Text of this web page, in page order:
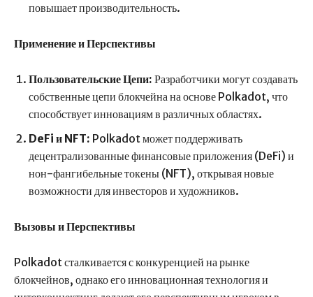
повышает производительность.
Применение и Перспективы
Пользовательские Цепи: Разработчики могут создавать
собственные цепи блокчейна на основе Polkadot, что
способствует инновациям в различных областях.
DeFi и NFT: Polkadot может поддерживать
децентрализованные финансовые приложения (DeFi) и
нон-фангибельные токены (NFT), открывая новые
возможности для инвесторов и художников.
Вызовы и Перспективы
Polkadot сталкивается с конкуренцией на рынке
блокчейнов, однако его инновационная технология и